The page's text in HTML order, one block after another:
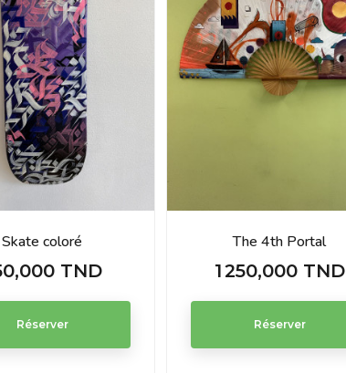
Skate coloré
TND
Réserver
The 4th Portal
Prix
1 250,000 TND
Réserver